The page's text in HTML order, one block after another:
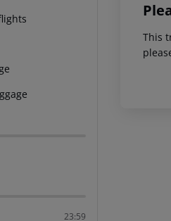
23:59
This